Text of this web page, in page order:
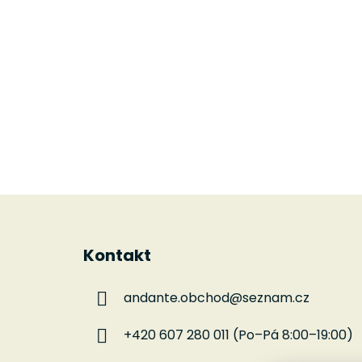
Kontakt
andante.obchod@seznam.cz
+420 607 280 011 (Po–Pá 8:00–19:00)